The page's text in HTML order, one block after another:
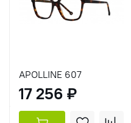
APOLLINE 607
17 256 ₽